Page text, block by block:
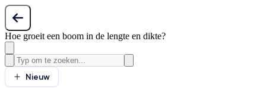
Hoe groeit een boom in de lengte en dikte?
Nieuw